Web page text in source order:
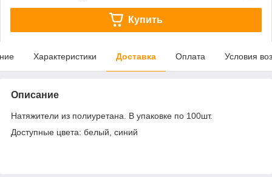
Купить
Характеристики Доставка Оплата Условия
Описание
Натяжители из полиуретана. В упаковке по 100шт.
Доступные цвета: белый, синий